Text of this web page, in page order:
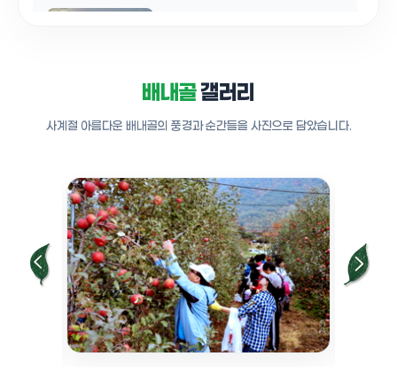
양산 배내골 사과펜션축제현장 주변환경
0:11
양산배내골 사과펜션축제 드론영상
2일차 판매점
0:50
양산 배내골TV 2020 배내골 사과 펜션
축제 배내골 사과농장
배내골갤러리
사계절 아름다운 배내골의 풍경과 순간들을 사진으로 담았습니다.